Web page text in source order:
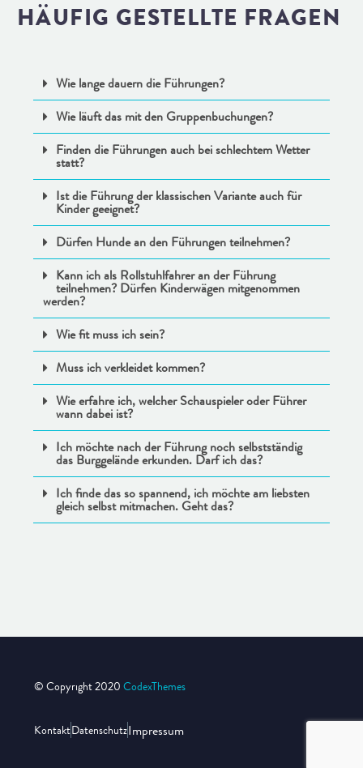
HÄUFIG GESTELLTE FRAGEN
Wie lange dauern die Führungen?
Wie läuft das mit den Gruppenbuchungen?
Finden die Führungen auch bei schlechtem Wetter
statt?
Ist die Führung der klassischen Variante auch für
Kinder geeignet?
Dürfen Hunde an den Führungen teilnehmen?
Kann ich als Rollstuhlfahrer an der Führung
teilnehmen? Dürfen Kinderwägen mitgenommen
werden?
Wie fit muss ich sein?
Muss ich verkleidet kommen?
Wie erfahre ich, welcher Schauspieler oder Führer
wann dabei ist?
Ich möchte nach der Führung noch selbstständig
das Burggelände erkunden. Darf ich das?
Ich finde das so spannend, ich möchte am liebsten
gleich selbst mitmachen. Geht das?
© Copyright 2020 CodexThemes
KontaktDatenschutzImpressum